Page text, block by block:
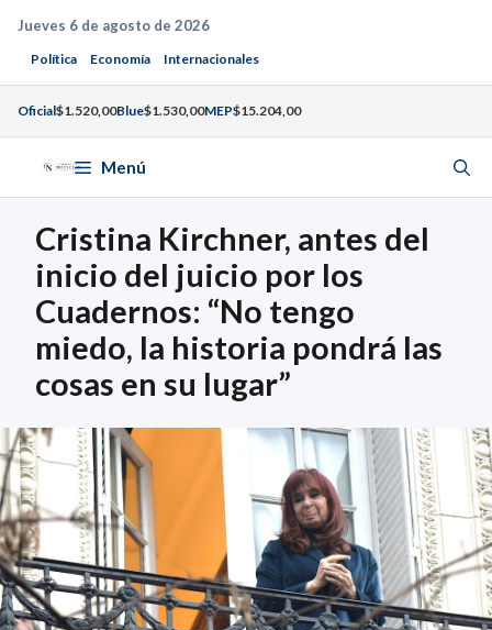
Saltar
contenido
Jueves 6 de agosto de 2026
Política Economía Internacionales
Oficial$1.520,00Blue$1.530,00MEP$15.204,00
Menú
Cristina Kirchner, antes del
inicio del juicio por los
Cuadernos: “No tengo
miedo, la historia pondrá las
cosas en su lugar”